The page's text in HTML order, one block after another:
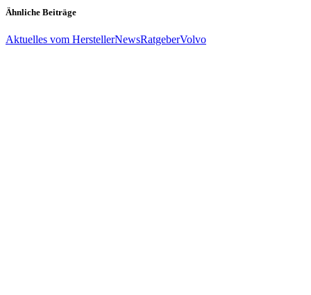
Ähnliche Beiträge
Aktuelles vom HerstellerNewsRatgeberVolvo